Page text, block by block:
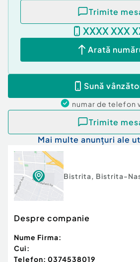
Trimite
XXXX XXX
Arată
Sună
numar de telefon
Trimite
Mai multe anunțuri ale
Bistrita, Bistrita-
Despre companie
Nume Firma:
Cui:
Telefon: 0374538019